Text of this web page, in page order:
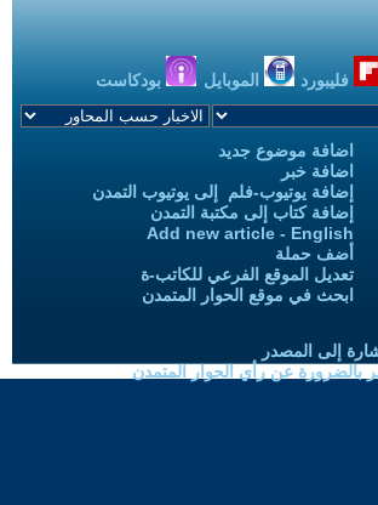
فليبورد الموبايل بودكاست
اضافة موضوع جديد
اضافة خبر
إضافة يوتيوب-فلم إلى يوتيوب التمدن
إضافة كتاب إلى مكتبة التمدن
Add new article - English
أضف حملة
تعديل الموقع الفرعي للكاتب-ة
ابحث في موقع الحوار المتمدن
إلى المصدر
بالضرورة عن رأي الحوار المتمدن